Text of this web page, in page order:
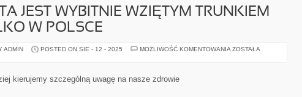
JEST WYBITNIE WZIĘTYM TRUNKIEM
W POLSCE
ADMIN POSTED ON SIE - 12 - 2025 MOŻLIWOŚĆ KOMENTOWANIA HERBATA
ZOSTAŁA
kierujemy szczególną uwagę na nasze zdrowie